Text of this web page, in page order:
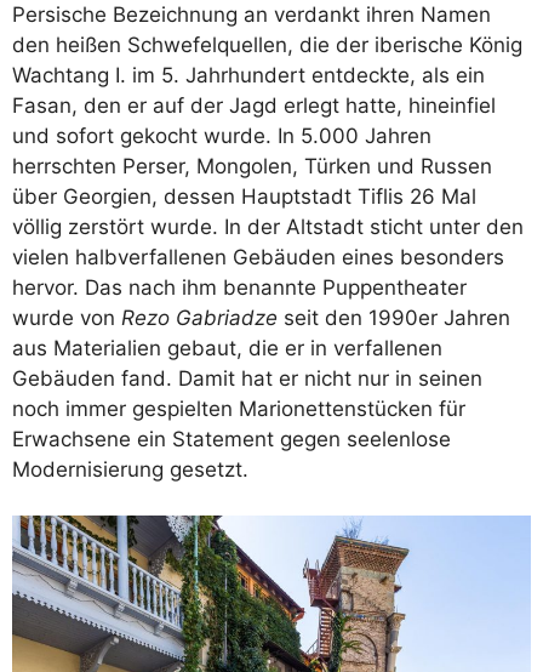
Persische Bezeichnung an verdankt ihren Namen
den heißen Schwefelquellen, die der iberische König
Wachtang I. im 5. Jahrhundert entdeckte, als ein
Fasan, den er auf der Jagd erlegt hatte, hineinfiel
und sofort gekocht wurde. In 5.000 Jahren
herrschten Perser, Mongolen, Türken und Russen
über Georgien, dessen Hauptstadt Tiflis 26 Mal
völlig zerstört wurde. In der Altstadt sticht unter den
vielen halbverfallenen Gebäuden eines besonders
hervor. Das nach ihm benannte Puppentheater
wurde von Rezo Gabriadze seit den 1990er Jahren
aus Materialien gebaut, die er in verfallenen
Gebäuden fand. Damit hat er nicht nur in seinen
noch immer gespielten Marionettenstücken für
Erwachsene ein Statement gegen seelenlose
Modernisierung gesetzt.